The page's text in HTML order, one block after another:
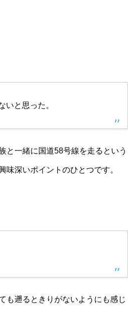
いと思った。
と一緒に国道58号線を走るという
深いポイントのひとつです。
も遡るときりがないようにも感じ